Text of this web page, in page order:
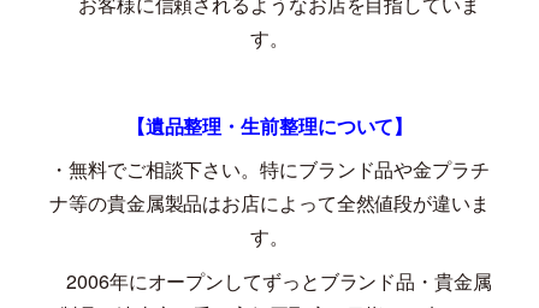
す。
【遺品整理・生前整理について】
・無料でご相談下さい。特にブランド品や金プラチ
ナ等の貴金属製品はお店によって全然値段が違いま
す。
2006年にオープンしてずっとブランド品・貴金属